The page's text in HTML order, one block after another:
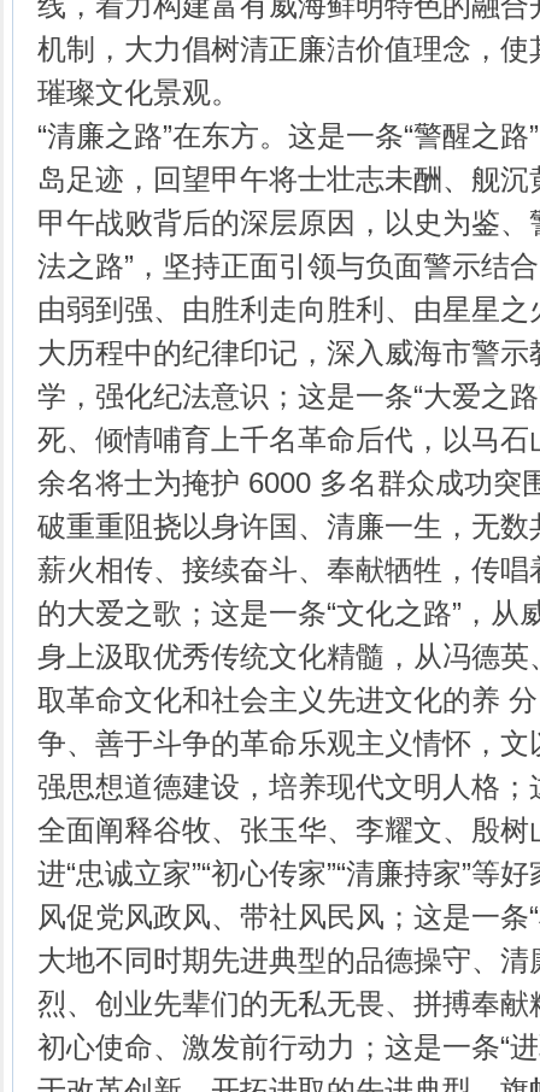
机制，大力倡树清正廉洁价值理念，
璀璨文化景观。
“清廉之路”在东方。这是一条“警醒之
岛足迹，回望甲午将士壮志未酬、舰
甲午战败背后的深层原因，以史为鉴、
法之路”，坚持正面引领与负面警示结
由弱到强、由胜利走向胜利、由星星
大历程中的纪律印记，深入威海市警
学，强化纪法意识；这是一条“大爱之
死、倾情哺育上千名革命后代，以马
余名将士为掩护 6000 多名群众成功突
破重重阻挠以身许国、清廉一生，无
薪火相传、接续奋斗、奉献牺牲，传
的大爱之歌；这是一条“文化之路”，从
身上汲取优秀传统文化精髓，从冯德
取革命文化和社会主义先进文化的养
争、善于斗争的革命乐观主义情怀，
强思想道德建设，培养现代文明人格；
全面阐释谷牧、张玉华、李耀文、殷
进“忠诚立家”“初心传家”“清廉持家”等
风促党风政风、带社风民风；这是一条
大地不同时期先进典型的品德操守、
烈、创业先辈们的无私无畏、拼搏奉
初心使命、激发前行动力；这是一条“